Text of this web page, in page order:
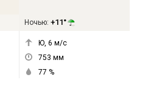
Ночью: +11°
Ю, 6 м/с
753 мм
77 %